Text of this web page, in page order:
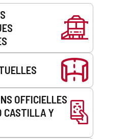
OFFICIELLES
CASTILLA Y